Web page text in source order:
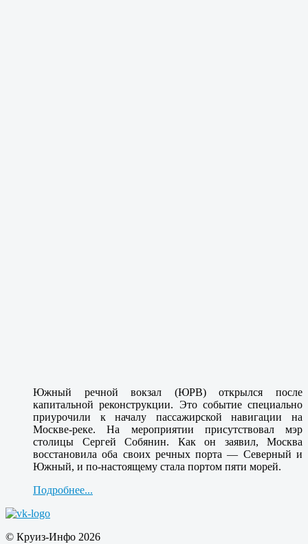
Южный речной вокзал (ЮРВ) открылся после
капитальной реконструкции. Это событие специально
приурочили к началу пассажирской навигации на
Москве-реке. На мероприятии присутствовал мэр
столицы Сергей Собянин. Как он заявил, Москва
восстановила оба своих речных порта — Северный и
Южный, и по-настоящему стала портом пяти морей.
Подробнее...
© Круиз-Инфо 2026